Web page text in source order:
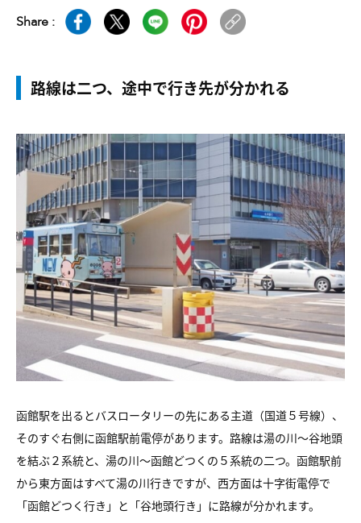
Share :
路線は二つ、途中で行き先が分かれる
函館駅を出るとバスロータリーの先にある主道（国道５号線）、
そのすぐ右側に函館駅前電停があります。路線は湯の川～谷地頭
を結ぶ２系統と、湯の川～函館どつくの５系統の二つ。函館駅前
から東方面はすべて湯の川行きですが、西方面は十字街電停で
「函館どつく行き」と「谷地頭行き」に路線が分かれます。